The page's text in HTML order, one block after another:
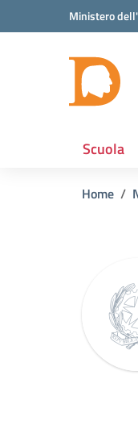
Vai ai contenuti
Vai al menu diMinistero
Scuola
Home